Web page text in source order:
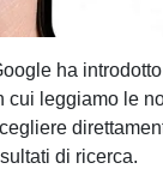
ha
cui leggiamo le
di ricerca.